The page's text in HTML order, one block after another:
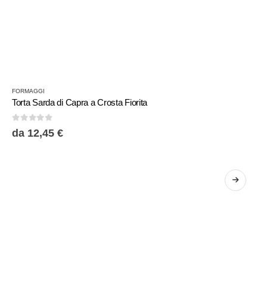
FORMAGGI
Torta Sarda di Capra a Crosta Fiorita
0Su 5
da 12,45 €